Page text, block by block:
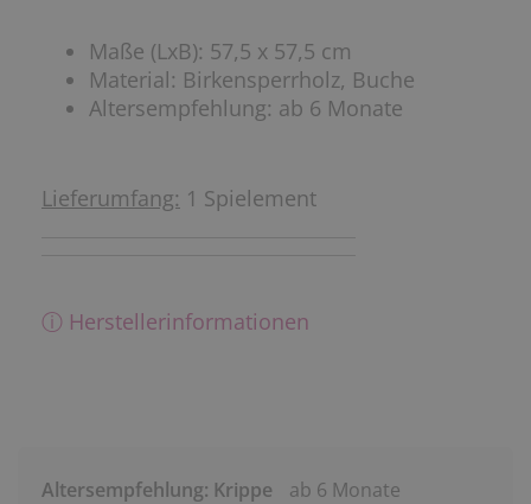
Maße (LxB): 57,5 x 57,5 cm
Material: Birkensperrholz, Buche
Altersempfehlung: ab 6 Monate
Lieferumfang: 1 Spielement
ⓘ Herstellerinformationen
Altersempfehlung: Krippe ab 6 Monate